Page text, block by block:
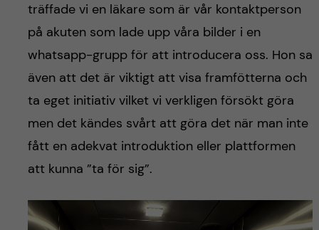
träffade vi en läkare som är vår kontaktperson
på akuten som lade upp våra bilder i en
whatsapp-grupp för att introducera oss. Hon sa
även att det är viktigt att visa framfötterna och
ta eget initiativ vilket vi verkligen försökt göra
men det kändes svårt att göra det när man inte
fått en adekvat introduktion eller plattformen
att kunna ”ta för sig”.